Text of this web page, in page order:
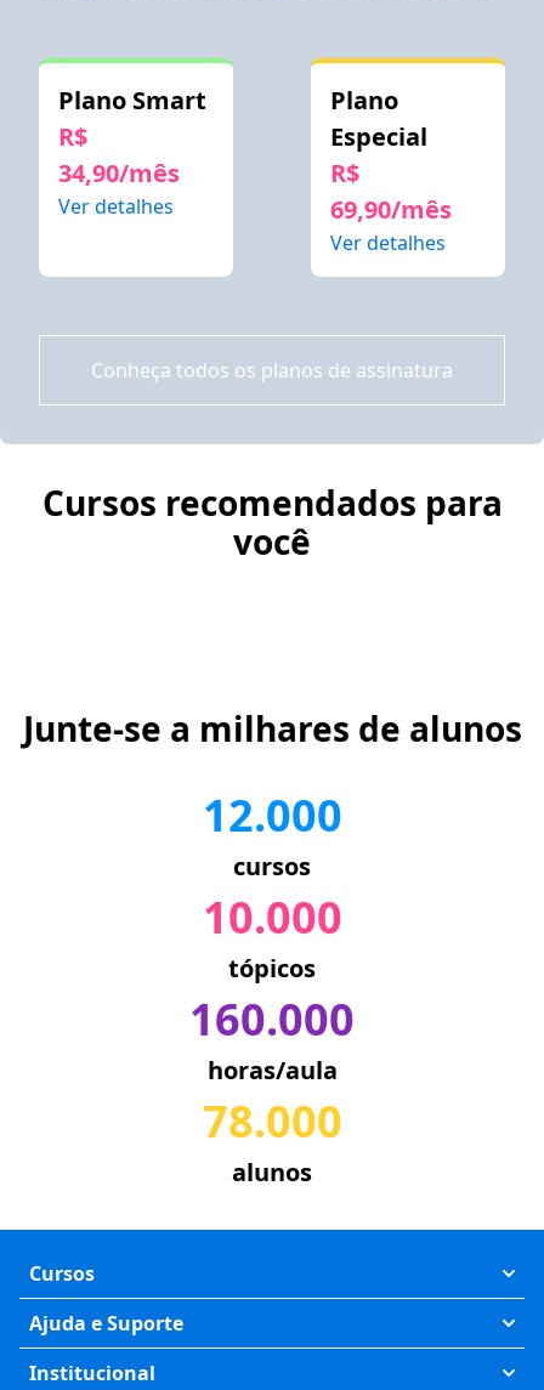
Plano Smart
R$
34,90/mês
Ver detalhes
Plano
Especial
R$
69,90/mês
Ver detalhes
Conheça todos os planos de assinatura
Cursos recomendados para
você
Junte-se a milhares de alunos
12.000
cursos
10.000
tópicos
160.000
horas/aula
78.000
alunos
Cursos
Exatas
Humanas
Ajuda e Suporte
Meus Cursos
Institucional